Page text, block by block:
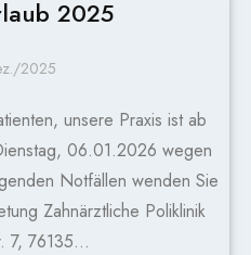
2025
2025
unsere Praxis ist ab
06.01.2026 wegen
Notfällen wenden Sie
Zahnärztliche Poliklinik
7, 76135…